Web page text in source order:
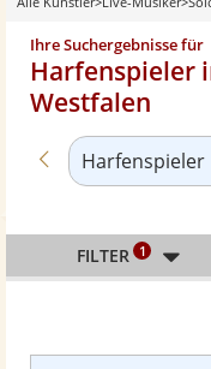
Ihre Suchergebnisse für
Harfenspieler
Westfalen
Zurück zu
Harfenspieler
FILTER 1